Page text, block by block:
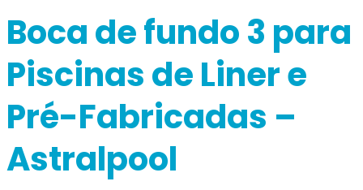
Boca de fundo 3 para
Piscinas de Liner e
Pré-Fabricadas –
Astralpool